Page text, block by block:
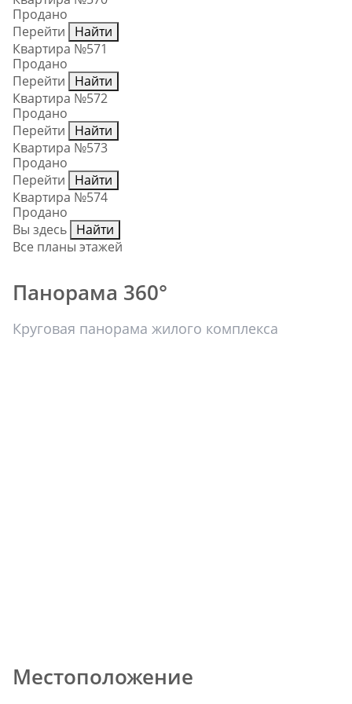
Продано
Перейти
Найти
Квартира №571
Продано
Перейти
Найти
Квартира №572
Продано
Перейти
Найти
Квартира №573
Продано
Перейти
Найти
Квартира №574
Продано
Вы здесь Найти
Все планы этажей
Панорама 360°
Круговая панорама жилого комплекса
Местоположение